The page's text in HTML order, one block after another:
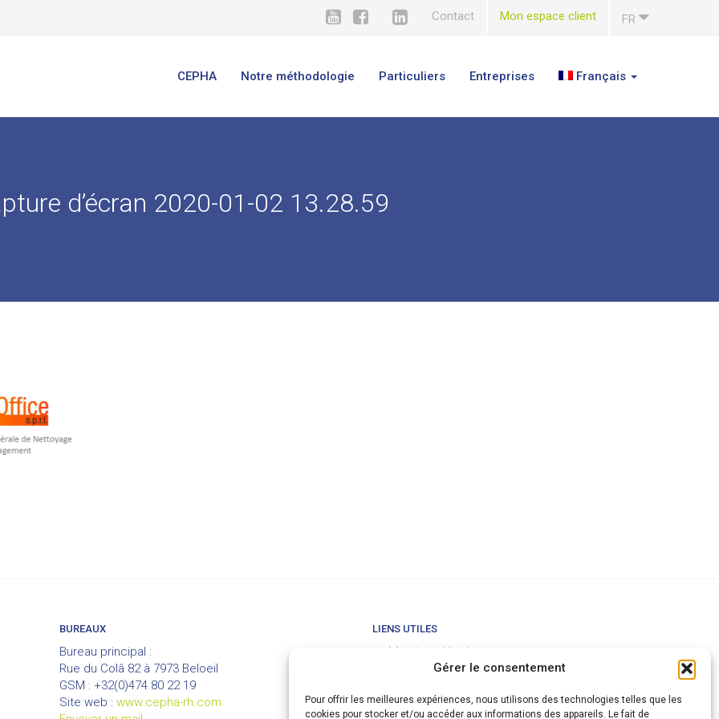
Gérer le consentement
Pour offrir les meilleures expériences, nous utilisons des technologies telles que les
cookies pour stocker et/ou accéder aux informations des appareils. Le fait de
FR
Contact Mon espace client
CEPHA Notre méthodologie Particuliers Entreprises Français
d’écran 2020-01-02 13.28.59
BUREAUX
Bureau principal :
Rue du Colâ 82 à 7973 Beloeil
GSM : +32(0)474 80 22 19
Site web : www.cepha-rh.com
LIENS UTILES
Mentions légales
Conditions générales de vente
Politique de confidentialité
Partenaires